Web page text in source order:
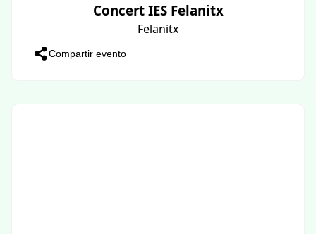
Concert IES Felanitx
Felanitx
Compartir evento